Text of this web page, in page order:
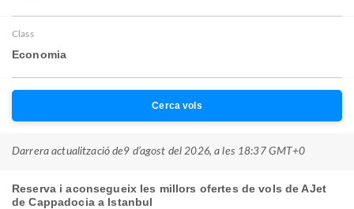
Class
Economia
Cerca vols
Darrera actualització de9 d’agost del 2026, a les 18:37 GMT+0
Reserva i aconsegueix les millors ofertes de vols de AJet
de Cappadocia a Istanbul